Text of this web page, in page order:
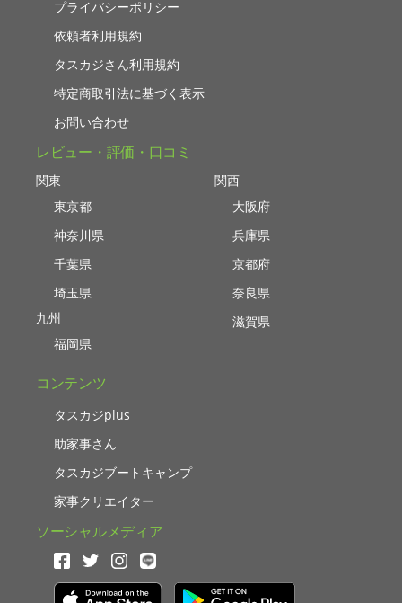
プライバシーポリシー
依頼者利用規約
タスカジさん利用規約
特定商取引法に基づく表示
お問い合わせ
レビュー・評価・口コミ
関東
東京都
神奈川県
千葉県
埼玉県
九州
福岡県
関西
大阪府
兵庫県
京都府
奈良県
滋賀県
コンテンツ
タスカジplus
助家事さん
タスカジブートキャンプ
家事クリエイター
ソーシャルメディア